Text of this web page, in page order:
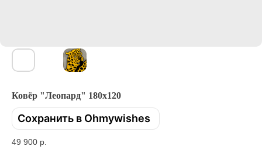
Ковёр "Леопард" 180x120
Сохранить в Ohmywishes
49 900 р.